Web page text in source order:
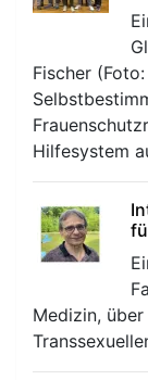
Fischer
Hilfesystem
Medizin,